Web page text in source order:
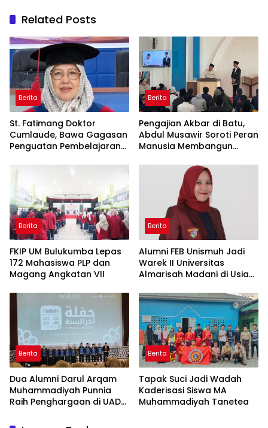
Related Posts
Berita
St. Fatimang Doktor
Cumlaude, Bawa Gagasan
Penguatan Pembelajaran
Vokasi
Berita
Pengajian Akbar di Batu,
Abdul Musawir Soroti Peran
Manusia Membangun
Berita
FKIP UM Bulukumba Lepas
172 Mahasiswa PLP dan
Magang Angkatan VII
Berita
Alumni FEB Unismuh Jadi
Warek II Universitas
Almarisah Madani di Usia
Berita
Dua Alumni Darul Arqam
Muhammadiyah Punnia
Raih Penghargaan di UAD
Berita
Tapak Suci Jadi Wadah
Kaderisasi Siswa MA
Muhammadiyah Tanetea